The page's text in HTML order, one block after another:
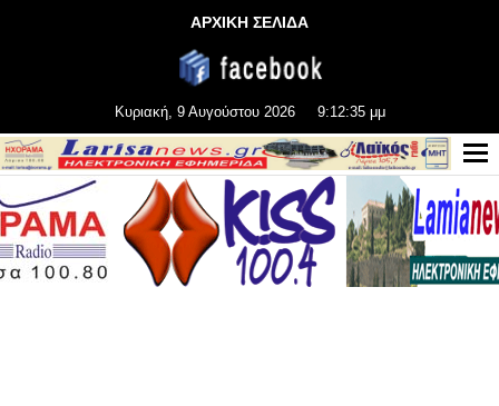
ΑΡΧΙΚΗ ΣΕΛΙΔΑ
Κυριακή, 9 Αυγούστου 2026 9:12:35 μμ